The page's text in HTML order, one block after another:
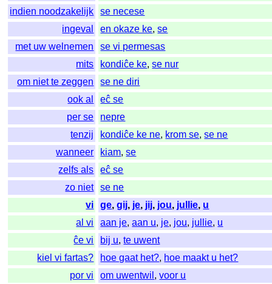
indien noodzakelijk
se necese
ingeval
en okaze ke,se
met uw welnemen
se vi permesas
mits
kondiĉe ke,se nur
om niet te zeggen
se ne diri
ook al
eĉ se
per se
nepre
tenzij
kondiĉe ke ne, krom se,se ne
wanneer
kiam,se
zelfs als
eĉ se
zo niet
se ne
vi
ge,gij, je, jij, jou, jullie, u
al vi
aan je,aan u, je, jou, jullie, u
ĉe vi
bij u,te uwent
kiel vi fartas?
hoe gaat het?, hoe maakt u het?
por vi
om uwentwil ,voor u